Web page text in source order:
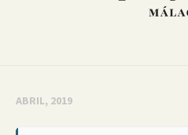
ABRIL, 2019